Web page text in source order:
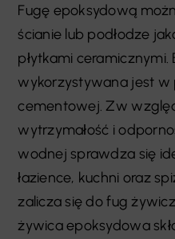
Fugę epoksydową
ścianie lub podłodze
płytkami ceramicznymi.
wykorzystywana jest w
cementowej. Zw
wytrzymałość i
wodnej sprawdza się
łazience, kuchni oraz
zalicza się do fug
żywica epoksydowa